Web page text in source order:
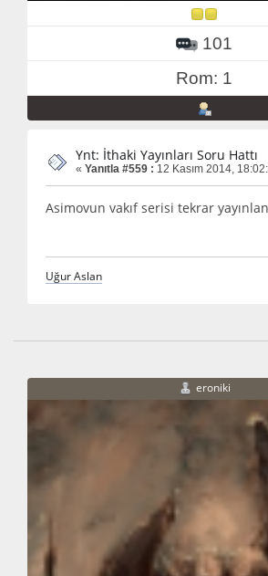
101
Rom: 1
Ynt: İthaki Yayınları Soru Hattı
« Yanıtla #559 : 12 Kasım 2014,
Asimovun vakıf serisi tekrar
Uğur Aslan
eroniki